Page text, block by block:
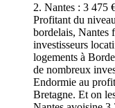
2. Nantes : 3 475
Profitant du
bordelais, Nantes
investisseurs
logements à
de nombreux
Endormie au
Bretagne. Et on